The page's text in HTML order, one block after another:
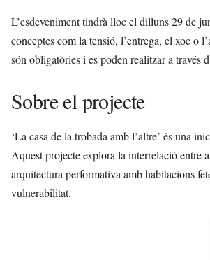
L’esdeveniment tindrà lloc el dilluns 29 de
conceptes com la tensió, l’entrega, el xoc o
són obligatòries i es poden realitzar a través
Sobre el projecte
‘La casa de la trobada amb l’altre’ és una
Aquest projecte explora la interrelació entre
arquitectura performativa amb habitacions
vulnerabilitat.